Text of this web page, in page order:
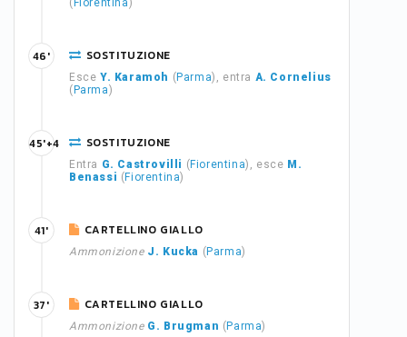
( Fiorentina)
SOSTITUZIONE
Esce Y. Karamoh ( Parma), entra A. Cornelius
( Parma)
46'
SOSTITUZIONE
Entra G. Castrovilli ( Fiorentina), esce M.
Benassi ( Fiorentina)
45'+4
CARTELLINO GIALLO
Ammonizione J. Kucka ( Parma)
41'
CARTELLINO GIALLO
Ammonizione G. Brugman ( Parma)
37'